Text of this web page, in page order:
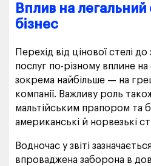
Вплив на
бізнес
Перехід від цінової стелі
послуг по-різному вплине
зокрема найбільше — на
компанії. Важливу роль
мальтійським прапором та
американські й норвезькі
Водночас у звіті
впроваджена заборона в